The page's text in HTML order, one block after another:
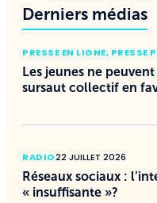
Derniers médias
PRESSE EN LIGNE, PRESSE
Les jeunes ne
sursaut collectif en
RADIO22 JUILLET 2026
Réseaux sociaux :
« insuffisante »?